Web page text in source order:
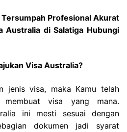
Profesional Akurat
Australia di Salatiga Hubungi
Visa Australia?
jenis visa, maka Kamu telah
visa yang mana.
ini mesti sesuai dengan
dokumen jadi syarat